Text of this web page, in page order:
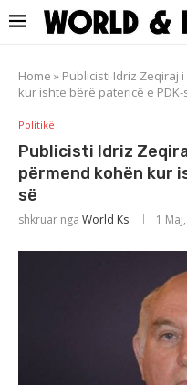
Home » Publicisti Idriz Zeqiraj
kur ishte bërë patericë e PDK-
Politikë
Publicisti Idriz
përmend kohën kur
së
shkruar nga World Ks 1